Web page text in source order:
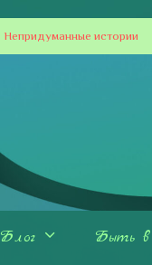
Непридуманные истории
Блог Быть в